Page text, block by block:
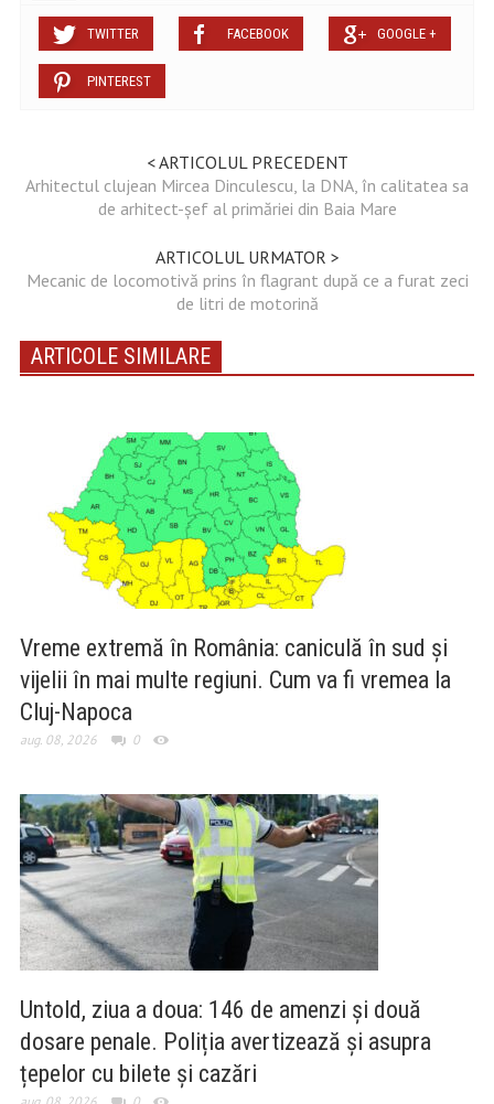
TWITTER FACEBOOK GOOGLE +
PINTEREST
< ARTICOLUL PRECEDENT
Arhitectul clujean Mircea Dinculescu, la DNA, în calitatea sa
de arhitect-șef al primăriei din Baia Mare
ARTICOLUL URMATOR >
Mecanic de locomotivă prins în flagrant după ce a furat zeci
de litri de motorină
ARTICOLE SIMILARE
Vreme extremă în România: caniculă în sud și
vijelii în mai multe regiuni. Cum va fi vremea la
Cluj-Napoca
aug. 08, 2026 0
Untold, ziua a doua: 146 de amenzi și două
dosare penale. Poliția avertizează și asupra
țepelor cu bilete și cazări